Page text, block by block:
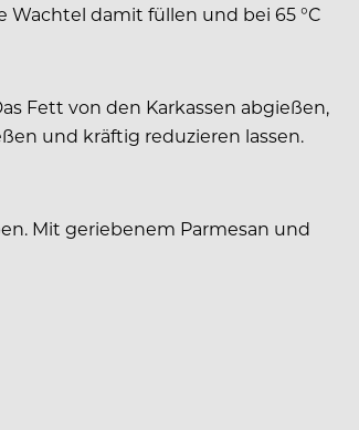
damit füllen und bei 65 °C
Fett von den Karkassen abgießen,
und kräftig reduzieren lassen.
Mit geriebenem Parmesan und